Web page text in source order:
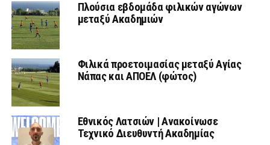
Πλούσια εβδομάδα φιλικών αγώνων
μεταξύ Ακαδημιών
Φιλικά προετοιμασίας μεταξύ Αγίας
Νάπας και ΑΠΟΕΛ (φώτος)
Εθνικός Λατσιών | Ανακοίνωσε
Τεχνικό Διευθυντή Ακαδημίας